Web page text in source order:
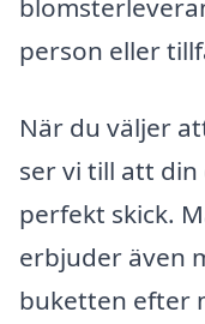
person eller
När du väljer
ser vi till att
perfekt skick.
erbjuder även
buketten efter